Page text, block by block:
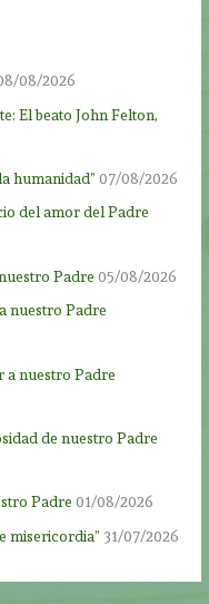
08/2026
El beato John Felton,
humanidad” 07/08/2026
del amor del Padre
Padre 05/08/2026
nuestro Padre
a nuestro Padre
de nuestro Padre
Padre 01/08/2026
misericordia” 31/07/2026